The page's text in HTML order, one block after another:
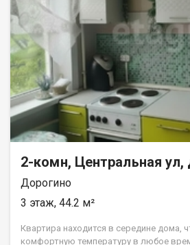
2-комн, Центральная ул,
Дорогино
3 этаж, 44.2 м²
Квартира находится в середине дома,
комфортную температуру в любое